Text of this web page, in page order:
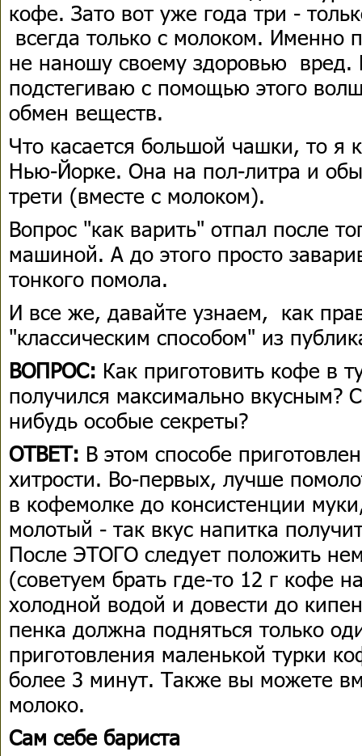
кофе. Зато вот уже года три -
всегда только с молоком. Именно
не наношу своему здоровью вред.
подстегиваю с помощью этого
обмен веществ.
Что касается большой чашки, то я
Нью-Йорке. Она на пол-литра и
трети (вместе с молоком).
Вопрос "как варить" отпал после
машиной. А до этого просто
тонкого помола.
И все же, давайте узнаем, как
"классическим способом" из
ВОПРОС: Как приготовить кофе в
получился максимально вкусным?
нибудь особые секреты?
ОТВЕТ: В этом способе
хитрости. Во-первых, лучше
в кофемолке до консистенции
молотый - так вкус напитка
После ЭТОГО следует положить
(советуем брать где-то 12 г кофе
холодной водой и довести до
пенка должна подняться только
приготовления маленькой турки
более 3 минут. Также вы можете
молоко.
Сам себе бариста